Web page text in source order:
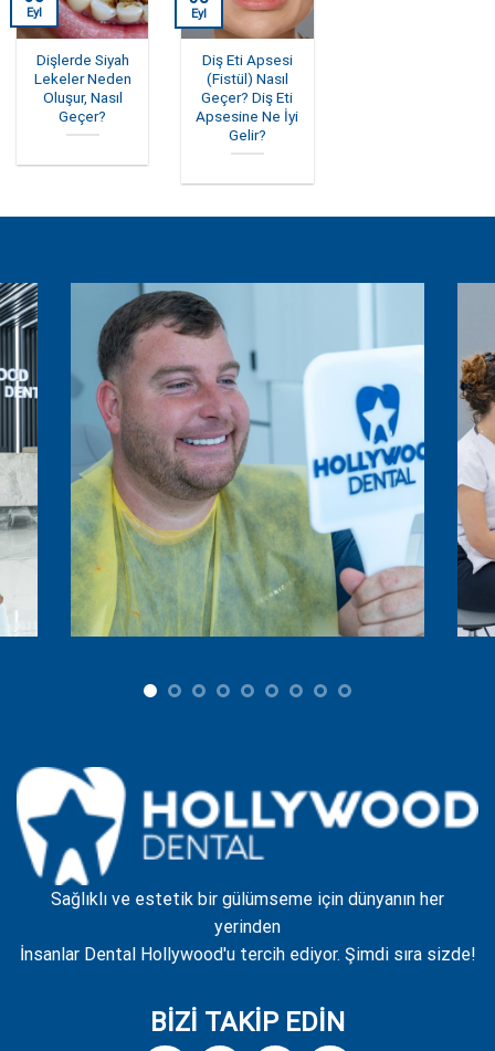
Dişlerde Siyah
Lekeler Neden
Oluşur, Nasıl
Geçer?
Eyl
Diş Eti Apsesi
(Fistül) Nasıl
Geçer? Diş Eti
Apsesine Ne İyi
Gelir?
Eyl
Sağlıklı ve estetik bir gülümseme için dünyanın her
yerinden
İnsanlar Dental Hollywood'u tercih ediyor. Şimdi sıra sizde!
BİZİ TAKİP EDİN